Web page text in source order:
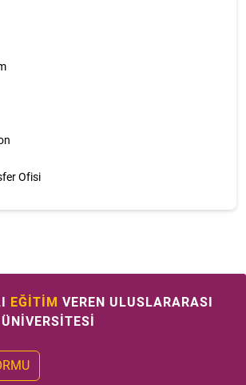
Ofisi
EĞİTİM VEREN ULUSLARARASI
ÜNİVERSİTESİ